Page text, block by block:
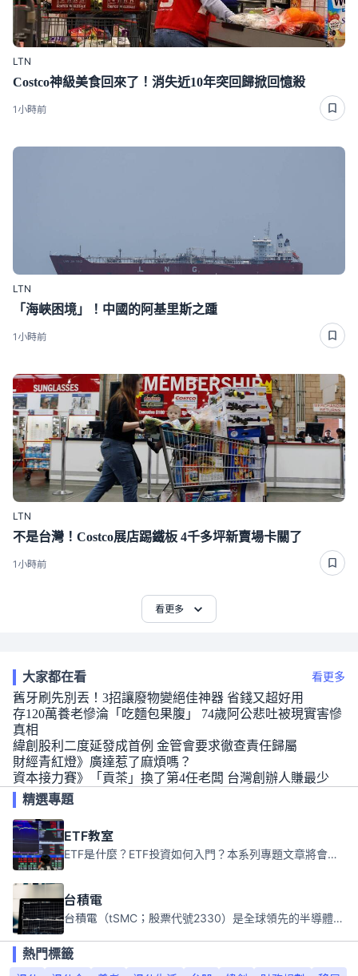
LTN
Costco神級美食回來了！消失近10年突回歸掀回憶殺
1小時前
LTN
「海峽困境」！中國的阿基里斯之踵
1小時前
LTN
不是台灣！Costco展店踢鐵板 4千多坪新賣場卡關了
1小時前
看更多
大家都在看 看更多
舊牙刷先別丟！3招讓廢物變絕佳神器 省錢又超好用
存120萬養老慘淪「吃麵包果腹」 74歲阿公悲吐被現實害慘
真相
緯創股利二度延發成首例 金管會要求徹查責任歸屬
財經青紅燈》廣達惹了麻煩嗎？
資本接力賽》「貢茶」換了第4任老闆 台灣創辦人賺最少
精選專題
ETF教室
ETF是什麼？ETF投資如何入門？本系列專題文章將會告訴你新手必須知道的ETF基礎知識。
台積電
台積電（tSMC；股票代號2330）是全球領先的半導體代工公司，成立於1987年，總部位於台灣新竹。且已於美國、日本、德國及中國設廠，台積電是全球首家專業積體電路製造服務公司，也是全球最先進和最大規模的半導體代工廠。
熱門標籤